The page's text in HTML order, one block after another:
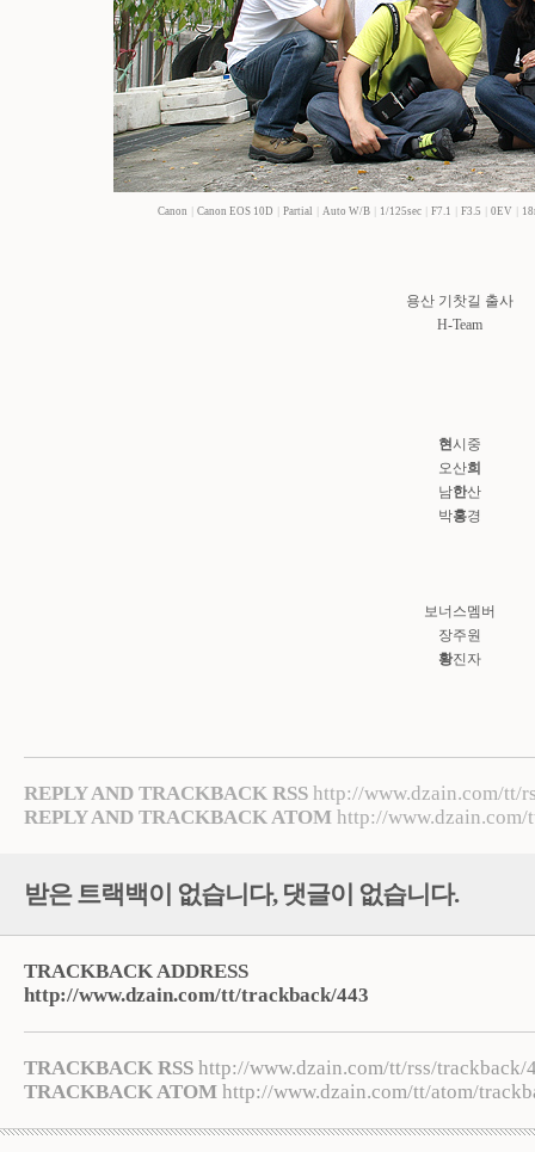
Canon |Canon EOS 10D |Partial |Auto W/B 1/125sec |F7.1 |F3.5 |0EV
용산 기찻길 출사
H-Team
현시중
오산희
남한산
박홍경
보너스멤버
장주원
황진자
REPLY AND TRACKBACK RSS http://www.dzain.com/tt/
REPLY AND TRACKBACK ATOM http://www.dzain.com/
받은 트랙백이 없습니다, 댓글이 없습니다.
TRACKBACK ADDRESS
http://www.dzain.com/tt/trackback/443
TRACKBACK RSS http://www.dzain.com/tt/rss/trackback/
TRACKBACK ATOM http://www.dzain.com/tt/atom/